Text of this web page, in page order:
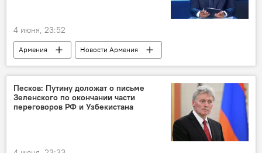
4 июня, 23:52
Армения
Новости Армения
Пашинян Никол
Гагик Царукян
Песков: Путину доложат о письме
Зеленского по окончании части
переговоров РФ и Узбекистана